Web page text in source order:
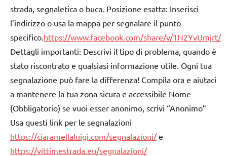
strada, segnaletica o buca. Posizione esatta: Inserisci
l’indirizzo o usa la mappa per segnalare il punto
specifico. https://www.facebook.com/share/v/1N2YvUmjrt/
Dettagli importanti: Descrivi il tipo di problema, quando è
stato riscontrato e qualsiasi informazione utile. Ogni tua
segnalazione può fare la differenza! Compila ora e aiutaci
a mantenere la tua zona sicura e accessibile Nome
(Obbligatorio) se vuoi esser anonimo, scrivi “Anonimo”
Usa questi link per le segnalazioni
https://ciaramellaluigi.com/segnalazioni/e
https://vittimestrada.eu/segnalazioni/